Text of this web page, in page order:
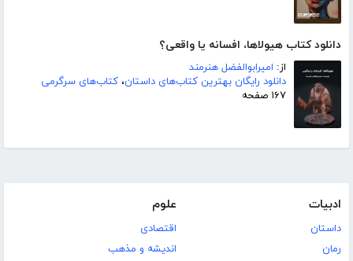
دانلود کتاب هیولاها، افسانه یا واقعی؟
از: امیرابوالفضل هنرمند
دانلود رایگان بهترین کتاب‌های داستان، کتاب‌های سرگرمی
۱۶۷ صفحه
ادبیات
داستان
رمان
علوم
اقتصادی
اندیشه و مذهب